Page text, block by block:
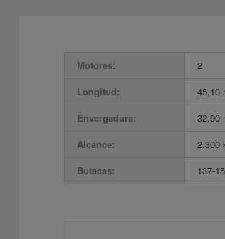
Motores: 2
Longitud:
45,10
Envergadura:
32,90
Alcance:
2.300
Butacas:
137-